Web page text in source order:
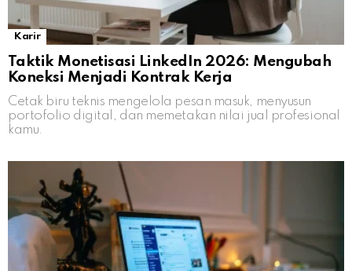
Karir
Taktik Monetisasi LinkedIn 2026: Mengubah
Koneksi Menjadi Kontrak Kerja
Cetak biru teknis mengelola pesan masuk, menyusun
portofolio digital, dan memetakan nilai jual profesional
kamu.